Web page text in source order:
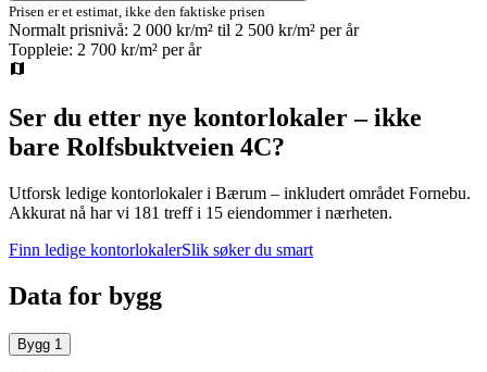
Prisen er et estimat, ikke den faktiske prisen
Normalt prisnivå: 2 000 kr/m² til 2 500 kr/m² per år
Toppleie: 2 700 kr/m² per år
Ser du etter nye kontorlokaler – ikke
bare Rolfsbuktveien 4C?
Utforsk ledige kontorlokaler i Bærum – inkludert området Fornebu.
Akkurat nå har vi 181 treff i 15 eiendommer i nærheten.
Finn ledige kontorlokalerSlik søker du smart
Data for bygg
Bygg 1